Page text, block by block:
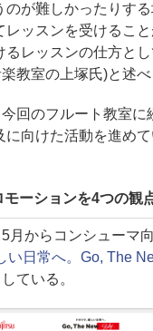
のが難しかったりす
レッスンを受けるこ
るレッスンの仕方と
教室の上塚氏)と述べ
回のフルート教室に
に向けた活動を進め
ーションを4つの観
からコンシューマ
い日常へ。Go, The
ている。